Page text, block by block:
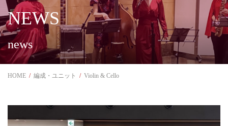
NEWS
news
HOME 編成・ユニット Violin & Cello